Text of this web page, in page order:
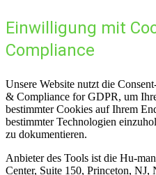
Einwilligung mit
Compliance
Unsere Website nutzt die
& Compliance for GDPR, um
bestimmter Cookies auf Ihrem
bestimmter Technologien
zu dokumentieren.
Anbieter des Tools ist die Hu-
Center, Suite 150, Princeton, NJ,